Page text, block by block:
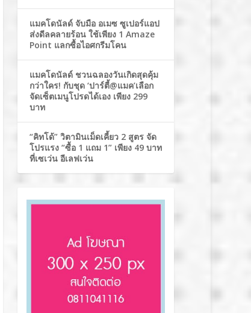
แมคโดนัลด์ จับมือ อเมซ ซูเปอร์แอป
ส่งดีลคลายร้อน ใช้เพียง 1 Amaze
Point แลกซื้อไอศกรีมโคน
แมคโดนัลด์ ชวนฉลองวันเกิดสุดคุ้ม
กว่าใคร! กับชุด ‘ปาร์ตี้@แมค’เลือก
จัดเซ็ตเมนูโปรดได้เอง เพียง 299
บาท
“คิทโด้” วิตามินเม็ดเคี้ยว 2 สูตร จัด
โปรแรง “ซื้อ 1 แถม 1” เพียง 49 บาท
ที่เซเว่น อีเลฟเว่น